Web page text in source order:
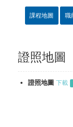
課程地圖 職
證照地圖
證照地圖 下載